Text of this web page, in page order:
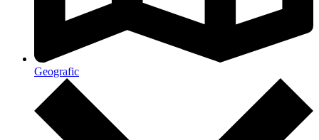
Geografic